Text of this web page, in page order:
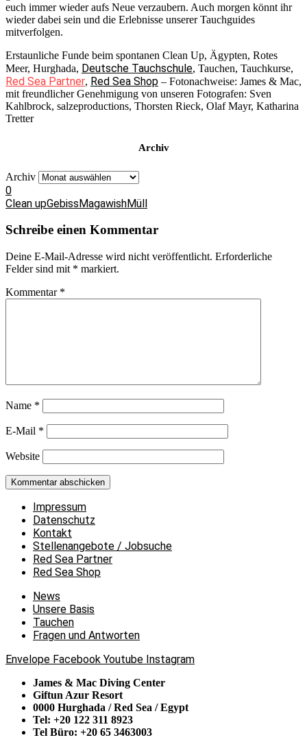
euch immer wieder aufs Neue verzaubern. Auch morgen könnt ihr
wieder dabei sein und die Erlebnisse unserer Tauchguides
mitverfolgen.
Erstaunliche Funde beim spontanen Clean Up, Ägypten, Rotes
Meer, Hurghada, Deutsche Tauchschule, Tauchen, Tauchkurse,
Red Sea Partner, Red Sea Shop – Fotonachweise: James & Mac,
mit freundlicher Genehmigung von unseren Fotografen: Sven
Kahlbrock, salzeproductions, Thorsten Rieck, Olaf Mayr, Katharina
Tretter
Archiv
Archiv
0
Clean upGebissMagawishMüll
Schreibe einen Kommentar
Deine E-Mail-Adresse wird nicht veröffentlicht. Erforderliche
Felder sind mit * markiert.
Kommentar *
Name *
E-Mail *
Website
Impressum
Datenschutz
Kontakt
Stellenangebote / Jobsuche
Red Sea Partner
Red Sea Shop
News
Unsere Basis
Tauchen
Fragen und Antworten
Envelope Facebook Youtube Instagram
James & Mac Diving Center
Giftun Azur Resort
0000 Hurghada / Red Sea / Egypt
Tel: +20 122 311 8923
Tel Büro: +20 65 3463003